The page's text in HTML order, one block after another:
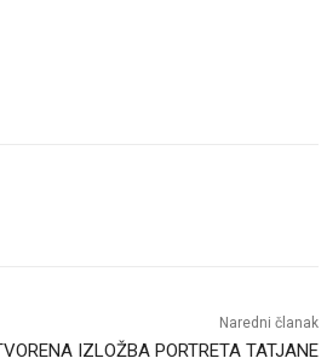
Naredni članak
IZLOŽBA PORTRETA TATJANE